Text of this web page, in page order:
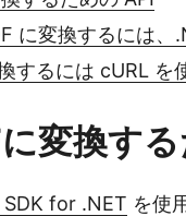
に変換するには、
するには cURL を
変換す
for .NET を使